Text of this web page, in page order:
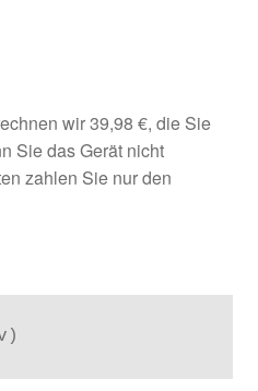
wir 39,98 €, die Sie
Sie das Gerät nicht
zahlen Sie nur den